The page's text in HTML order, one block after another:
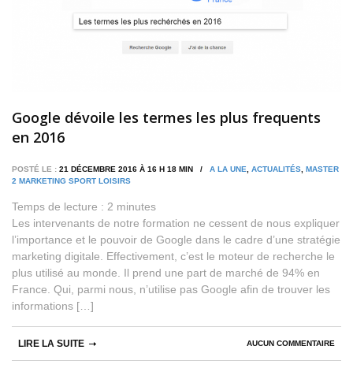
Google dévoile les termes les plus frequents
en 2016
POSTÉ LE : 21 DÉCEMBRE 2016 À 16 H 18 MIN / A LA UNE, ACTUALITÉS, MASTER
2 MARKETING SPORT LOISIRS
Temps de lecture : 2 minutes
Les intervenants de notre formation ne cessent de nous expliquer
l’importance et le pouvoir de Google dans le cadre d’une stratégie
marketing digitale. Effectivement, c’est le moteur de recherche le
plus utilisé au monde. Il prend une part de marché de 94% en
France. Qui, parmi nous, n’utilise pas Google afin de trouver les
informations […]
AUCUN COMMENTAIRE
LIRE LA SUITE